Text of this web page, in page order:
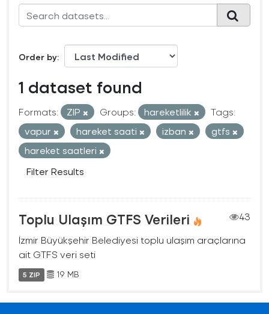
Order by
1 dataset found
Formats: ZIP Groups: hareketlilik
Tags:
vapur
hareket saati izban
gtfs
hareket saatleri
Filter Results
Toplu Ulaşım GTFS Verileri
43
İzmir Büyükşehir Belediyesi toplu ulaşım araçlarına
ait GTFS veri seti
5 ZIP 19 MB